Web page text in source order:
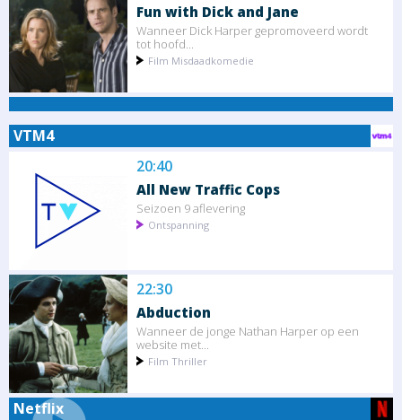
Fun with Dick and Jane
Wanneer Dick Harper gepromoveerd wordt
tot hoofd...
Film Misdaadkomedie
VTM4
20:40
All New Traffic Cops
Seizoen 9 aflevering
Ontspanning
22:30
Abduction
Wanneer de jonge Nathan Harper op een
website met...
Film Thriller
Netflix